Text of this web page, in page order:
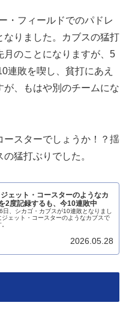
・フィールドでのパドレ
なりました。カブスの猛打
月のことになりますが、5
連敗を喫し、貧打にあえ
が、もはや別のチームにな
スターでしょうか！？揺
猛打ぶりでした。
ジェット・コースターのようなカ
2度記録するも、今10連敗中
、シカゴ・カブスが10連敗となりまし
ェット・コースターのようなカブスで
2026.05.28